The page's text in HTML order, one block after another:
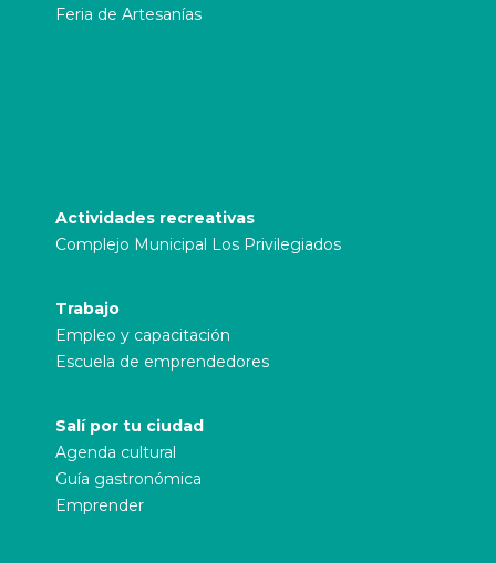
Feria de Artesanías
Actividades recreativas
Complejo Municipal Los Privilegiados
Trabajo
Empleo y capacitación
Escuela de emprendedores
Salí por tu ciudad
Agenda cultural
Guía gastronómica
Emprender